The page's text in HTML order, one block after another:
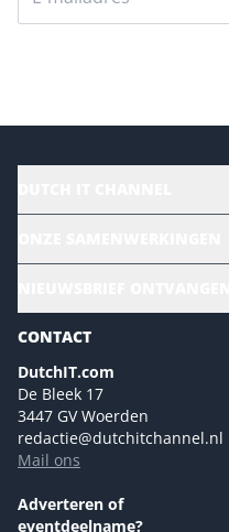
Magazines
Marketingmogelijkheden 2026
Eventmogelijkheden 2026
Advertising opportunities 2026 ENG
Event opportunities 2026 ENG
NL Digital
Versturen
CONTACT
DutchIT.com
De Bleek 17
3447 GV Woerden
redactie@dutchitchannel.nl
Mail ons
Adverteren of
eventdeelname?